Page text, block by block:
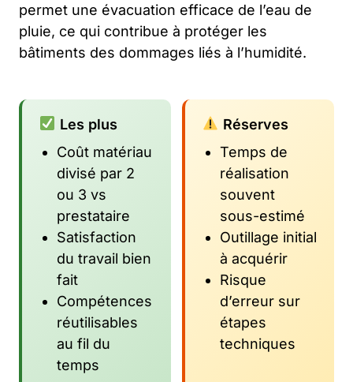
permet une évacuation efficace de l’eau de
pluie, ce qui contribue à protéger les
bâtiments des dommages liés à l’humidité.
Les plus
Coût matériau
divisé par 2
ou 3 vs
prestataire
Satisfaction
du travail bien
fait
Compétences
réutilisables
au fil du
temps
Réserves
Temps de
réalisation
souvent
sous-estimé
Outillage initial
à acquérir
Risque
d’erreur sur
étapes
techniques